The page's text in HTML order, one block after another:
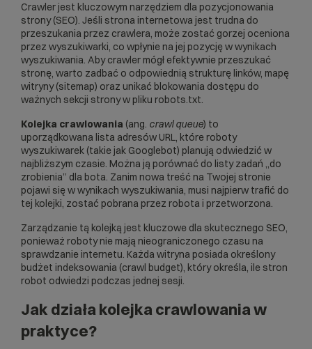
Crawler jest kluczowym narzędziem dla pozycjonowania
strony (SEO). Jeśli strona internetowa jest trudna do
przeszukania przez crawlera, może zostać gorzej oceniona
przez wyszukiwarki, co wpłynie na jej pozycję w wynikach
wyszukiwania. Aby crawler mógł efektywnie przeszukać
stronę, warto zadbać o odpowiednią strukturę linków, mapę
witryny (sitemap) oraz unikać blokowania dostępu do
ważnych sekcji strony w pliku robots.txt.
Kolejka crawlowania (ang. crawl queue) to
uporządkowana lista adresów URL, które roboty
wyszukiwarek (takie jak Googlebot) planują odwiedzić w
najbliższym czasie. Można ją porównać do listy zadań „do
zrobienia” dla bota. Zanim nowa treść na Twojej stronie
pojawi się w wynikach wyszukiwania, musi najpierw trafić do
tej kolejki, zostać pobrana przez robota i przetworzona.
Zarządzanie tą kolejką jest kluczowe dla skutecznego SEO,
ponieważ roboty nie mają nieograniczonego czasu na
sprawdzanie internetu. Każda witryna posiada określony
budżet indeksowania (crawl budget), który określa, ile stron
robot odwiedzi podczas jednej sesji.
Jak działa kolejka crawlowania w
praktyce?